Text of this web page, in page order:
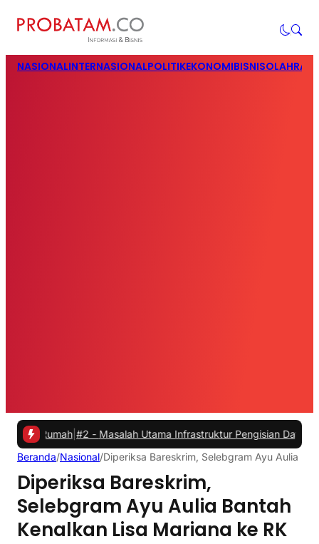
NASIONALINTERNASIONALPOLITIKEKONOMIBISNIS
| #2 -Masalah Utama Infrastruktur Pengisian Daya untuk Mobil
Beranda/Nasional/Diperiksa Bareskrim, Selebgram Ayu Aulia
Diperiksa Bareskrim,
Selebgram Ayu Aulia Bantah
Kenalkan Lisa Mariana ke RK